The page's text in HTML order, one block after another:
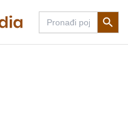
Search
for:
Search